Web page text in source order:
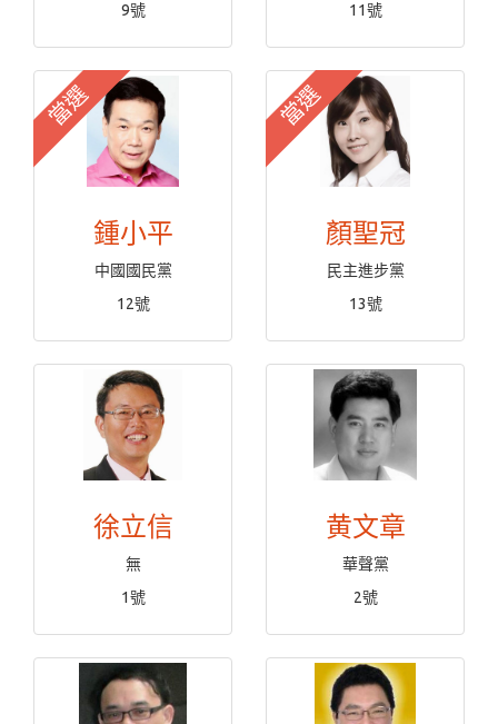
9號
11號
當選
鍾小平
中國國民黨
12號
當選
顏聖冠
民主進步黨
13號
徐立信
無
1號
黄文章
華聲黨
2號